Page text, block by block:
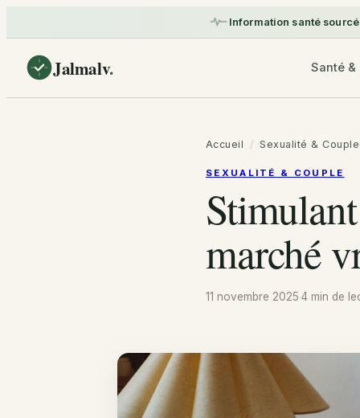
Information santé
Jalmalv. Santé
Accueil / Sexualité & Couple
SEXUALITÉ & COUPLE
marché
11 novembre 2025·4 min de